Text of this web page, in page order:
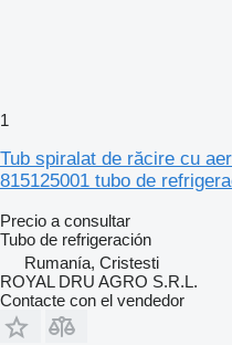
1
Tub spiralat de răcire cu
815125001 tubo de
Precio a consultar
Tubo de refrigeración
Rumanía, Cristesti
ROYAL DRU AGRO S.R.L.
Contacte con el vendedor